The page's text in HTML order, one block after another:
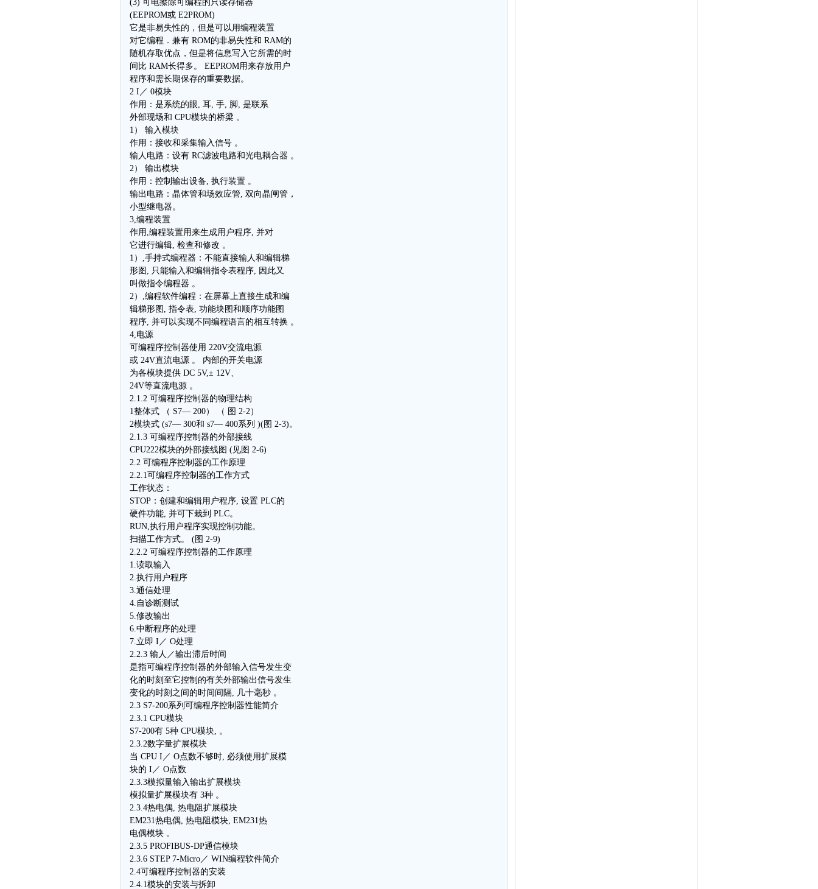
(3) 可电擦除可编程的只读存储器
(EEPROM或 E2PROM)
它是非易失性的，但是可以用编程装置
对它编程．兼有 ROM的非易失性和 RAM的
随机存取优点，但是将信息写入它所需的时
间比 RAM长得多。 EEPROM用来存放用户
程序和需长期保存的重要数据。
2 I／ 0模块
作用：是系统的眼, 耳, 手, 脚, 是联系
外部现场和 CPU模块的桥梁 。
1） 输入模块
作用：接收和采集输入信号 。
输人电路：设有 RC滤波电路和光电耦合器 。
2） 输出模块
作用：控制输出设备, 执行装置 。
输出电路：晶体管和场效应管, 双向晶闸管，
小型继电器。
3,编程装置
作用,编程装置用来生成用户程序, 并对
它进行编辑, 检查和修改 。
1）,手持式编程器：不能直接输人和编辑梯
形图, 只能输入和编辑指令表程序, 因此又
叫做指令编程器 。
2）,编程软件编程：在屏幕上直接生成和编
辑梯形图, 指令表, 功能块图和顺序功能图
程序, 并可以实现不同编程语言的相互转换 。
4,电源
可编程序控制器使用 220V交流电源
或 24V直流电源 。 内部的开关电源
为各模块提供 DC 5V,± 12V、
24V等直流电源 。
2.1.2 可编程序控制器的物理结构
1整体式 （ S7— 200） （ 图 2-2）
2模块式 (s7— 300和 s7— 400系列 )(图 2-3)。
2.1.3 可编程序控制器的外部接线
CPU222模块的外部接线图 (见图 2-6)
2.2 可编程序控制器的工作原理
2.2.1可编程序控制器的工作方式
工作状态：
STOP：创建和编辑用户程序, 设置 PLC的
硬件功能, 并可下栽到 PLC。
RUN,执行用户程序实现控制功能。
扫描工作方式。 (图 2-9)
2.2.2 可编程序控制器的工作原理
1.读取输入
2.执行用户程序
3.通信处理
4.自诊断测试
5.修改输出
6.中断程序的处理
7.立即 I／ O处理
2.2.3 输人／输出滞后时间
是指可编程序控制器的外部输入信号发生变
化的时刻至它控制的有关外部输出信号发生
变化的时刻之间的时间间隔, 几十毫秒 。
2.3 S7-200系列可编程序控制器性能简介
2.3.1 CPU模块
S7-200有 5种 CPU模块, 。
2.3.2数字量扩展模块
当 CPU I／ O点数不够时, 必须使用扩展模
块的 I／ O点数
2.3.3模拟量输入输出扩展模块
模拟量扩展模块有 3种 。
2.3.4热电偶, 热电阻扩展模块
EM231热电偶, 热电阻模块, EM231热
电偶模块 。
2.3.5 PROFIBUS-DP通信模块
2.3.6 STEP 7-Micro／ WIN编程软件简介
2.4可编程序控制器的安装
2.4.1模块的安装与拆卸